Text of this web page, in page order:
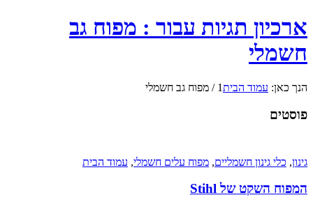
ארכיון תגיות עבור : מפוח גב
חשמלי
הנך כאן: עמוד הבית1
/ מפוח גב חשמלי
פוסטים
גינון, כלי גינון חשמליים, מפוח עלים חשמלי, עמוד הבית
המפוח השקט של Stihl